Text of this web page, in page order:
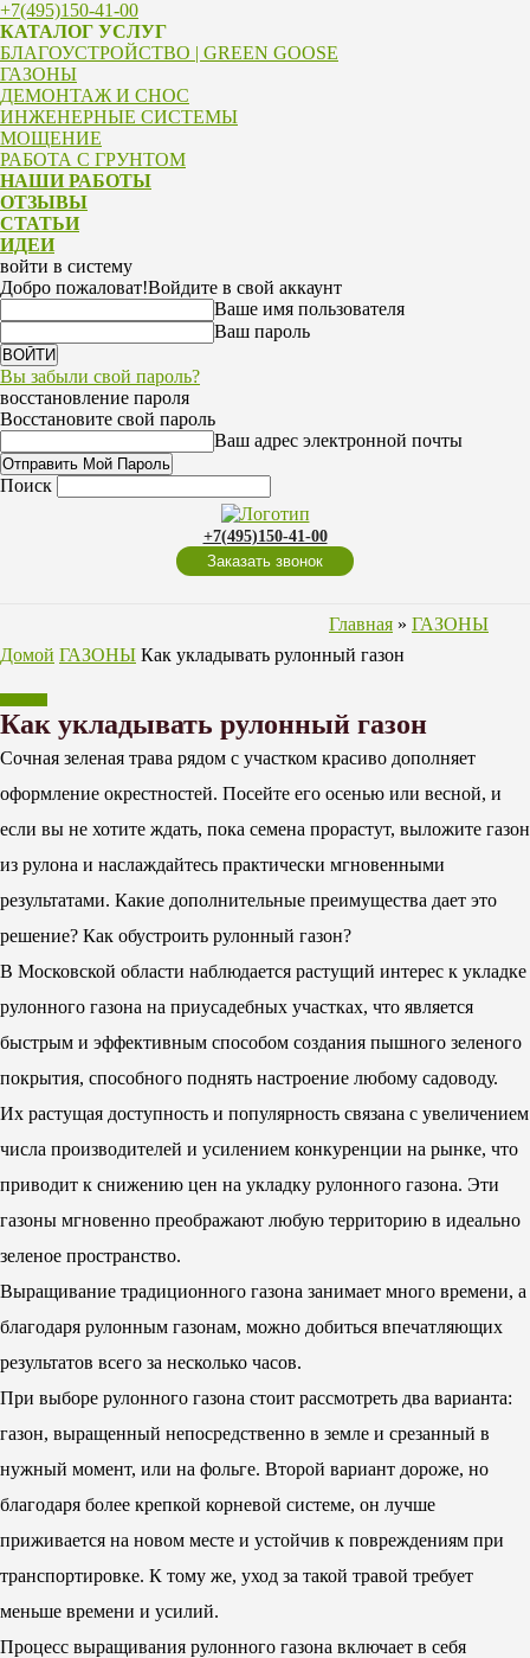
+7(495)150-41-00
КАТАЛОГ УСЛУГ
БЛАГОУСТРОЙСТВО | GREEN GOOSE
ГАЗОНЫ
ДЕМОНТАЖ И СНОС
ИНЖЕНЕРНЫЕ СИСТЕМЫ
МОЩЕНИЕ
РАБОТА С ГРУНТОМ
НАШИ РАБОТЫ
ОТЗЫВЫ
СТАТЬИ
ИДЕИ
войти в систему
Добро пожаловат!Войдите в свой аккаунт
Ваше имя пользователя
Ваш пароль
Вы забыли свой пароль?
восстановление пароля
Восстановите свой пароль
Ваш адрес электронной почты
Поиск
+7(495)150-41-00
Заказать звонок
Главная » ГАЗОНЫ
Домой ГАЗОНЫ Как укладывать рулонный газон
Как укладывать рулонный газон
Сочная зеленая трава рядом с участком красиво дополняет
оформление окрестностей. Посейте его осенью или весной, и
если вы не хотите ждать, пока семена прорастут, выложите газон
из рулона и наслаждайтесь практически мгновенными
результатами. Какие дополнительные преимущества дает это
решение? Как обустроить рулонный газон?
В Московской области наблюдается растущий интерес к укладке
рулонного газона на приусадебных участках, что является
быстрым и эффективным способом создания пышного зеленого
покрытия, способного поднять настроение любому садоводу.
Их растущая доступность и популярность связана с увеличением
числа производителей и усилением конкуренции на рынке, что
приводит к снижению цен на укладку рулонного газона. Эти
газоны мгновенно преображают любую территорию в идеально
зеленое пространство.
Выращивание традиционного газона занимает много времени, а
благодаря рулонным газонам, можно добиться впечатляющих
результатов всего за несколько часов.
При выборе рулонного газона стоит рассмотреть два варианта:
газон, выращенный непосредственно в земле и срезанный в
нужный момент, или на фольге. Второй вариант дороже, но
благодаря более крепкой корневой системе, он лучше
приживается на новом месте и устойчив к повреждениям при
транспортировке. К тому же, уход за такой травой требует
меньше времени и усилий.
Процесс выращивания рулонного газона включает в себя